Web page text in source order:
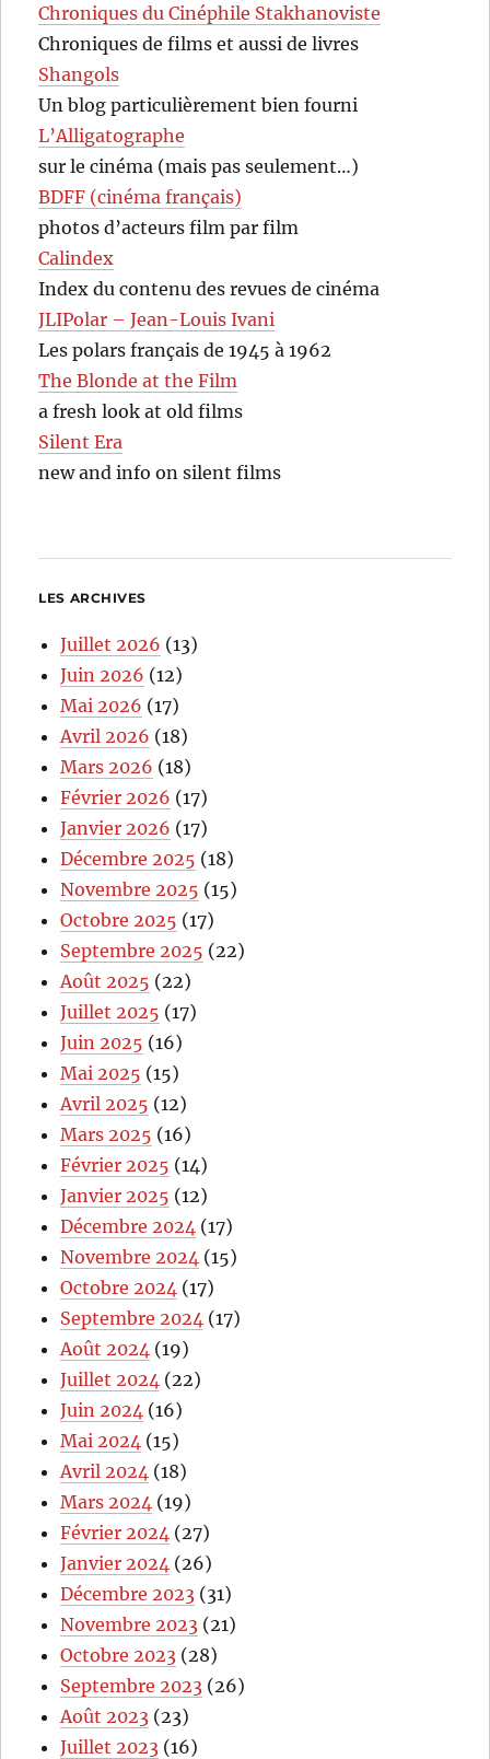
Chroniques du Cinéphile Stakhanoviste
Chroniques de films et aussi de livres
Shangols
Un blog particulièrement bien fourni
L’Alligatographe
sur le cinéma (mais pas seulement…)
BDFF (cinéma français)
photos d’acteurs film par film
Calindex
Index du contenu des revues de cinéma
JLIPolar – Jean-Louis Ivani
Les polars français de 1945 à 1962
The Blonde at the Film
a fresh look at old films
Silent Era
new and info on silent films
LES ARCHIVES
Juillet 2026 (13)
Juin 2026 (12)
Mai 2026 (17)
Avril 2026 (18)
Mars 2026 (18)
Février 2026 (17)
Janvier 2026 (17)
Décembre 2025 (18)
Novembre 2025 (15)
Octobre 2025 (17)
Septembre 2025 (22)
Août 2025 (22)
Juillet 2025 (17)
Juin 2025 (16)
Mai 2025 (15)
Avril 2025 (12)
Mars 2025 (16)
Février 2025 (14)
Janvier 2025 (12)
Décembre 2024 (17)
Novembre 2024 (15)
Octobre 2024 (17)
Septembre 2024 (17)
Août 2024 (19)
Juillet 2024 (22)
Juin 2024 (16)
Mai 2024 (15)
Avril 2024 (18)
Mars 2024 (19)
Février 2024 (27)
Janvier 2024 (26)
Décembre 2023 (31)
Novembre 2023 (21)
Octobre 2023 (28)
Septembre 2023 (26)
Août 2023 (23)
Juillet 2023 (16)